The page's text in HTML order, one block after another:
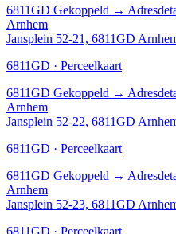
6811GD Gekoppeld →
Arnhem
Jansplein 52-21, 6811GD
6811GD · Perceelkaart
6811GD Gekoppeld →
Arnhem
Jansplein 52-22, 6811GD
6811GD · Perceelkaart
6811GD Gekoppeld →
Arnhem
Jansplein 52-23, 6811GD
6811GD · Perceelkaart